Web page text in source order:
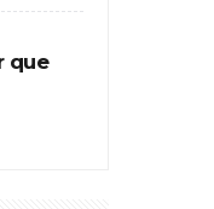
que